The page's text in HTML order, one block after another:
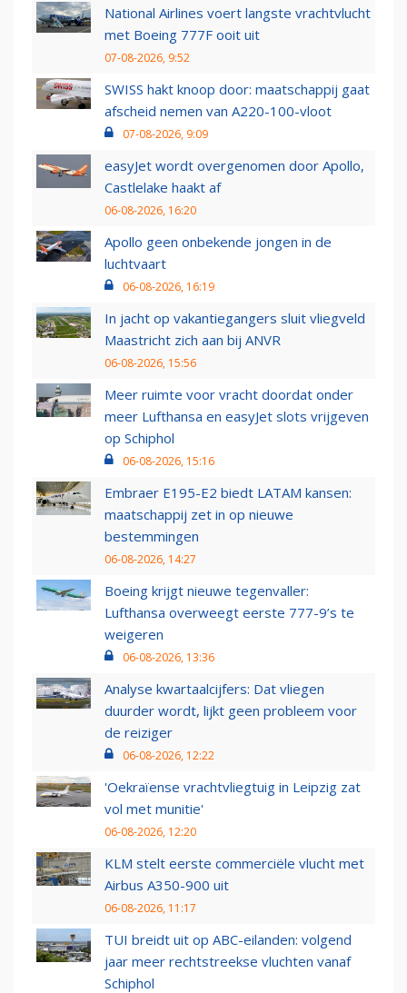
National Airlines voert langste vrachtvlucht
met Boeing 777F ooit uit
07-08-2026, 9:52
SWISS hakt knoop door: maatschappij gaat
afscheid nemen van A220-100-vloot
07-08-2026, 9:09
easyJet wordt overgenomen door Apollo,
Castlelake haakt af
06-08-2026, 16:20
Apollo geen onbekende jongen in de
luchtvaart
06-08-2026, 16:19
In jacht op vakantiegangers sluit vliegveld
Maastricht zich aan bij ANVR
06-08-2026, 15:56
Meer ruimte voor vracht doordat onder
meer Lufthansa en easyJet slots vrijgeven
op Schiphol
06-08-2026, 15:16
Embraer E195-E2 biedt LATAM kansen:
maatschappij zet in op nieuwe
bestemmingen
06-08-2026, 14:27
Boeing krijgt nieuwe tegenvaller:
Lufthansa overweegt eerste 777-9’s te
weigeren
06-08-2026, 13:36
Analyse kwartaalcijfers: Dat vliegen
duurder wordt, lijkt geen probleem voor
de reiziger
06-08-2026, 12:22
'Oekraïense vrachtvliegtuig in Leipzig zat
vol met munitie'
06-08-2026, 12:20
KLM stelt eerste commerciële vlucht met
Airbus A350-900 uit
06-08-2026, 11:17
TUI breidt uit op ABC-eilanden: volgend
jaar meer rechtstreekse vluchten vanaf
Schiphol